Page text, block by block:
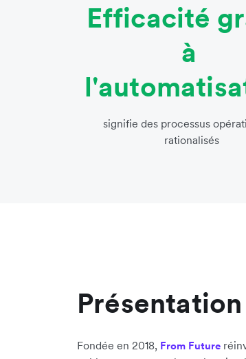
Efficacité
à
signifie des processus
rationalisés
Fondée en 2018, From Future